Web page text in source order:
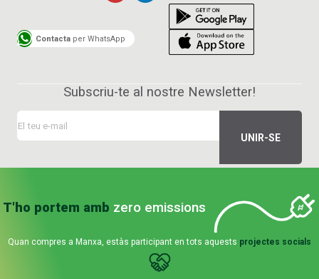
Contacta per WhatsApp
Subscriu-te al nostre Newsletter!
T'ho portem amb zero emissions
Quan compres a Manxa, estàs participant en tots aquests projectes socials